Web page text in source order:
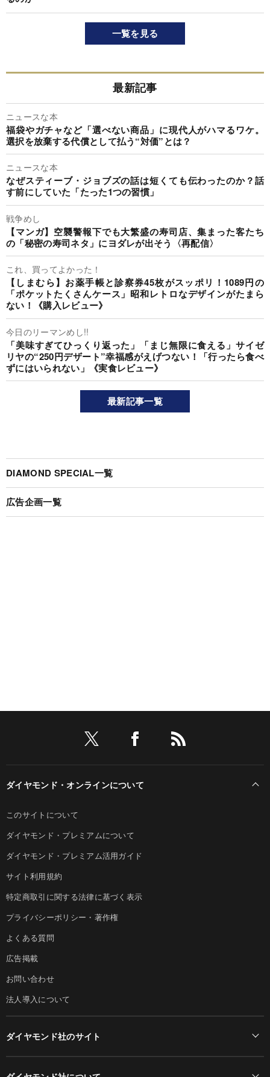
一覧を見る
最新記事
ニュースな本
福袋やガチャなど「選べない商品」に現代人がハマるワケ。
選択を放棄する代償として払う“対価”とは？
ニュースな本
なぜスティーブ・ジョブズの話は短くても伝わったのか？話
す前にしていた「たった1つの習慣」
戦争めし
【マンガ】空襲警報下でも大繁盛の寿司店、集まった客たち
の「秘密の寿司ネタ」にヨダレが出そう〈再配信〉
これ、買ってよかった！
【しまむら】お薬手帳と診察券45枚がスッポリ！1089円の
「ポケットたくさんケース」昭和レトロなデザインがたまら
ない！《購入レビュー》
今日のリーマンめし!!
「美味すぎてひっくり返った」「まじ無限に食える」サイゼ
リヤの“250円デザート”幸福感がえげつない！「行ったら食べ
ずにはいられない」《実食レビュー》
最新記事一覧
DIAMOND SPECIAL一覧
広告企画一覧
ダイヤモンド・オンラインについて
このサイトについて
ダイヤモンド・プレミアムについて
ダイヤモンド・プレミアム活用ガイド
サイト利用規約
特定商取引に関する法律に基づく表示
プライバシーポリシー・著作権
よくある質問
広告掲載
お問い合わせ
法人導入について
ダイヤモンド社のサイト